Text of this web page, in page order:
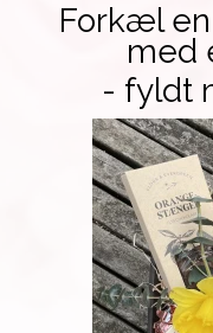
Forkæl
med
- fyldt